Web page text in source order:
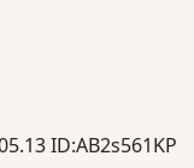
ID:AB2s561KP